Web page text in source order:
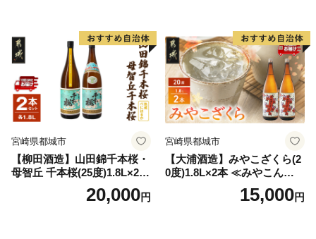
宮崎県都城市
【柳田酒造】山田錦千本桜・
母智丘 千本桜(25度)1.8L×2本
≪みやこんじょ特急便≫_AC
20,000円
宮崎県都城市
【大浦酒造】みやこざくら(2
0度)1.8L×2本 ≪みやこんじょ
特急便≫_MJ-077115,000円